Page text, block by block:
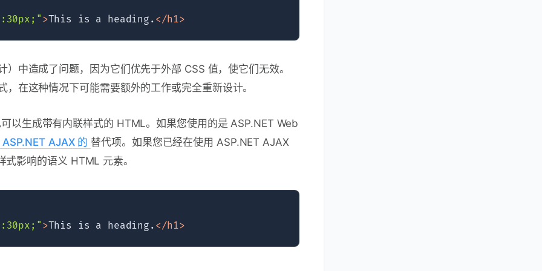
>This is a heading. </h1>
中造成了问题，因为它们优先于外部 CSS 值，使它们无效。
在这种情况下可能需要额外的工作或完全重新设计。
以生成带有内联样式的 HTML。如果您使用的是 ASP.NET Web
AJAX 的 替代项。如果您已经在使用 ASP.NET AJAX
式影响的语义 HTML 元素。
>This is a heading. </h1>